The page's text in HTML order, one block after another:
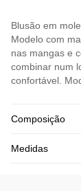
Blusão em
Modelo com
nas mangas e
combinar num
confortável.
Composição
Medidas